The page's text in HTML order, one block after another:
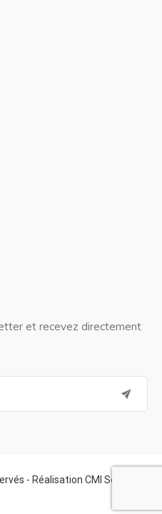
et recevez directement
- Réalisation CMI Services